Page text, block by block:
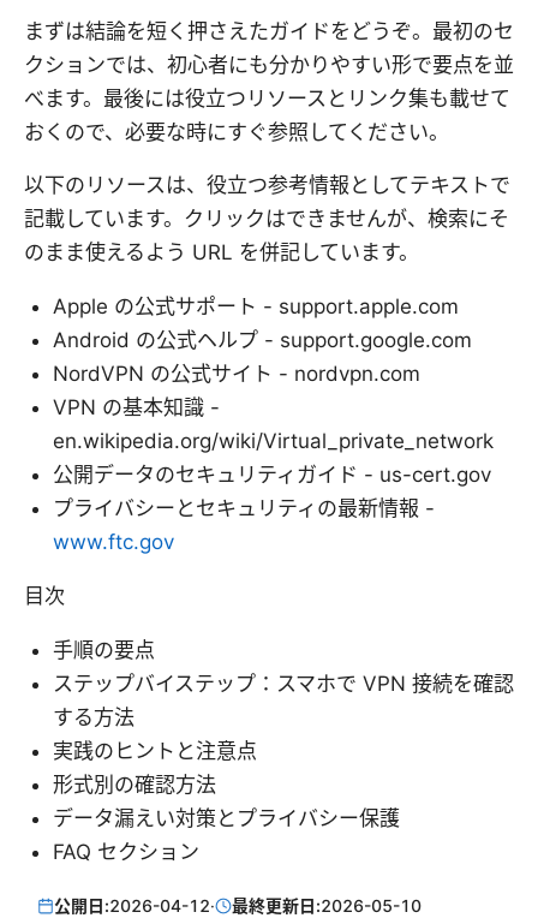
まずは結論を短く押さえたガイドをどうぞ。最初のセ
クションでは、初心者にも分かりやすい形で要点を並
べます。最後には役立つリソースとリンク集も載せて
おくので、必要な時にすぐ参照してください。
以下のリソースは、役立つ参考情報としてテキストで
記載しています。クリックはできませんが、検索にそ
のまま使えるよう URL を併記しています。
Apple の公式サポート - support.apple.com
Android の公式ヘルプ - support.google.com
NordVPN の公式サイト - nordvpn.com
VPN の基本知識 -
en.wikipedia.org/wiki/Virtual_private_network
公開データのセキュリティガイド - us-cert.gov
プライバシーとセキュリティの最新情報 -
www.ftc.gov
目次
手順の要点
ステップバイステップ：スマホで VPN 接続を確認
する方法
実践のヒントと注意点
形式別の確認方法
データ漏えい対策とプライバシー保護
FAQ セクション
公開日:2026-04-12· 最終更新日:2026-05-10